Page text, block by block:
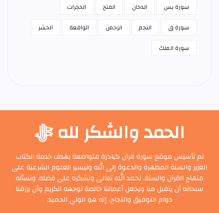
سورة يس
الدخان الفتح
الحجرات
سورة ق
النجم الرحمن الواقعة
الحشر
سورة الملك
الحمد والشكر لله ﷻ
تم تأسيس موقع سورة قرآن كبادرة متواضعة بهدف خدمة الكتاب
العزيز والسنة المطهرة والدعوة إلى الله وتيسير العلوم الشرعية على
منهاج القرآن والسنة, نحمد الله تعالى ونشكره على فضله, ونسأله
سبحانه أن يتقبل منا ويجعل أعمالنا خالصة لوجهه الكريم وأن يرزقنا
دوام التوفيق والنجاح، إنه هو الولي الحميد.